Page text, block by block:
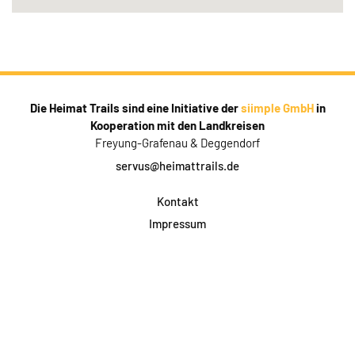
Die Heimat Trails sind eine Initiative dersiimple GmbHin
Kooperation mit den Landkreisen
Freyung-Grafenau & Deggendorf
servus@heimattrails.de
Kontakt
Impressum